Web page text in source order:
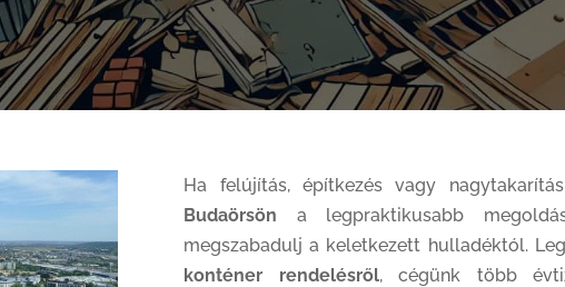
Ha felújítás, építkezés vagy
Budaörsön a legpraktikusabb
megszabadulj a keletkezett hulladéktól.
konténer rendelésről, cégünk több